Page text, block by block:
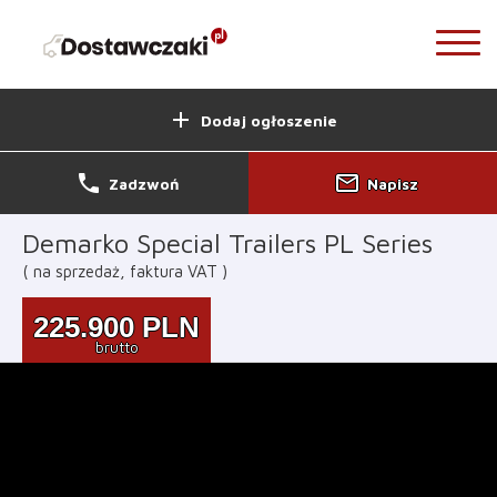
add Dodaj ogłoszenie
Demarko Special Trailers PL Series
na sprzedaż, faktura VAT
225.900 PLN
brutto
phone Zadzwoń mail_outline Napisz